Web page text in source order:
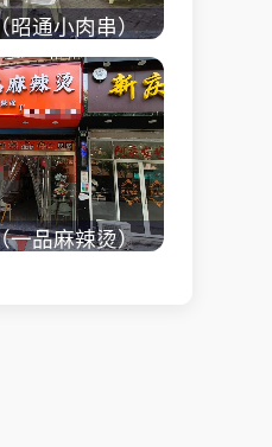
昭通小肉串）
平烧烤店转
摆、 房租2.2
+
一品麻辣烫）